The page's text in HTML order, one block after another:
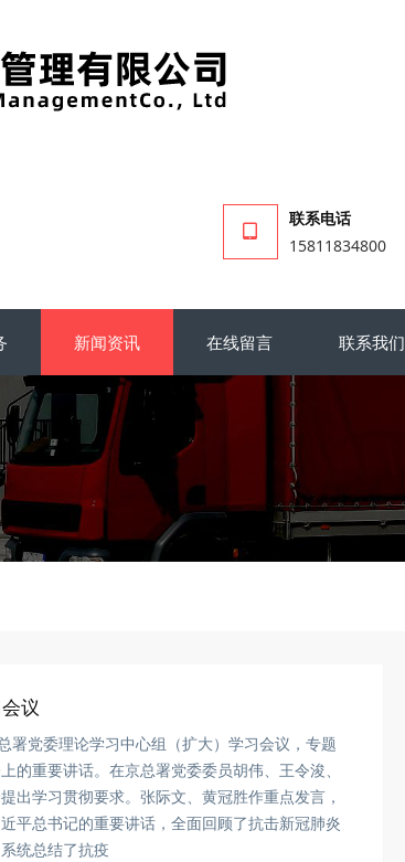
联系电话
15811834800
新闻资讯 在线留言 联系我们
议
署党委理论学习中心组（扩大）学习会议，专题
重要讲话。在京总署党委委员胡伟、王令浚、
学习贯彻要求。张际文、黄冠胜作重点发言，
总书记的重要讲话，全面回顾了抗击新冠肺炎
统总结了抗疫